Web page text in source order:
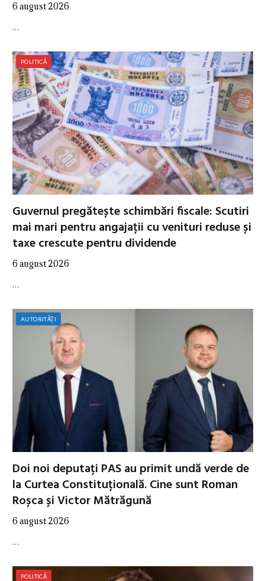
6 august 2026
…
POLITICĂ
Guvernul pregătește schimbări fiscale: Scutiri
mai mari pentru angajații cu venituri reduse și
taxe crescute pentru dividende
6 august 2026
…
AUTORITĂȚI
Doi noi deputați PAS au primit undă verde de
la Curtea Constituțională. Cine sunt Roman
Roșca și Victor Mătrăgună
6 august 2026
…
POLITICĂ